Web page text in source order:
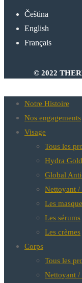
Čeština
English
Français
© 2022
Notre Histoire
Nos engagements
Visage
Tous les
Hydra Gold
Global
Nettoyant
Les
Les sérums
Les crèmes
Corps
Tous les
Nettoyant